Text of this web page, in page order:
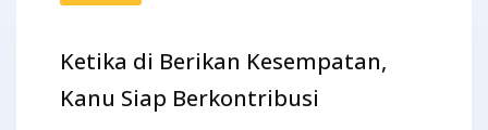
Ketika di Berikan Kesempatan,
Kanu Siap Berkontribusi